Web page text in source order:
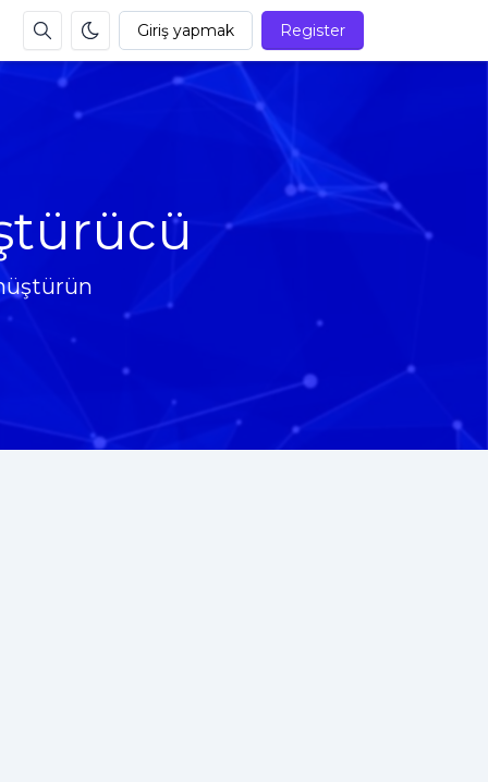
Giriş yapmak Register